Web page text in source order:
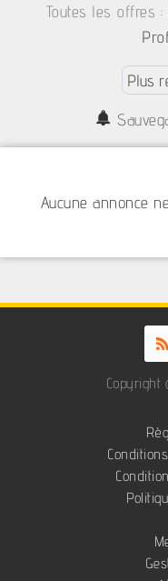
Toutes les offres :
Aucune annonce